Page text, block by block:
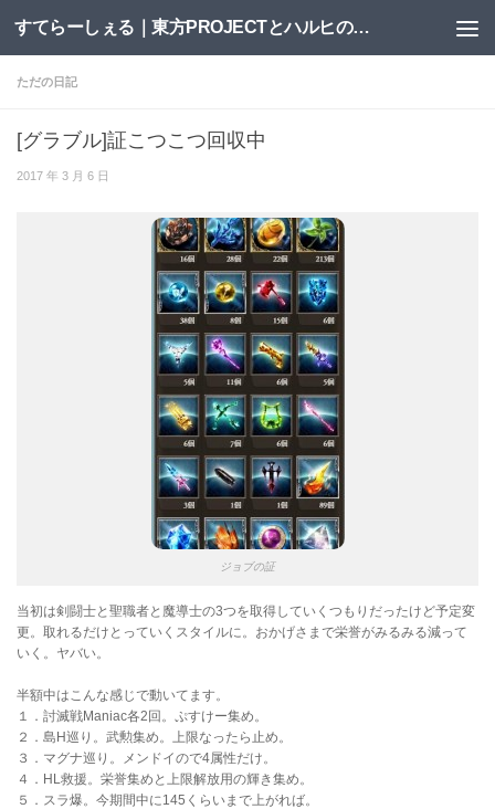
コンテンツへスキップ すてらーしぇる｜東方PROJECTとハルヒの二次創作サイト
ただの日記
[グラブル]証こつこつ回収中
2017 年 3 月 6 日
ジョブの証
当初は剣闘士と聖職者と魔導士の3つを取得していくつもりだったけど予定変
更。取れるだけとっていくスタイルに。おかげさまで栄誉がみるみる減って
いく。ヤバい。
半額中はこんな感じで動いてます。
１．討滅戦Maniac各2回。ぷすけー集め。
２．島H巡り。武勲集め。上限なったら止め。
３．マグナ巡り。メンドイので4属性だけ。
４．HL救援。栄誉集めと上限解放用の輝き集め。
５．スラ爆。今期間中に145くらいまで上がれば。